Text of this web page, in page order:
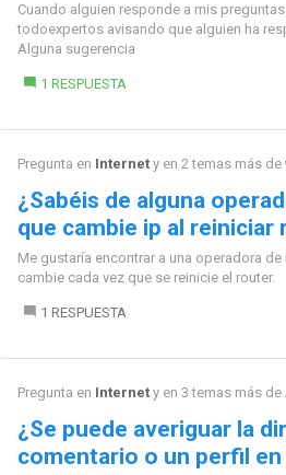
Cuando alguien responde a mis
todoexpertos avisando que alguien ha
Alguna sugerencia
1 RESPUESTA
Pregunta en Internety en 2 temas más de
¿Sabéis de alguna
que cambie ip al reiniciar
Me gustaría encontrar a una operadora de
cambie cada vez que se reinicie el router.
1 RESPUESTA
Pregunta en Internety en 3 temas más de
¿Se puede averiguar la
comentario o un perfil en